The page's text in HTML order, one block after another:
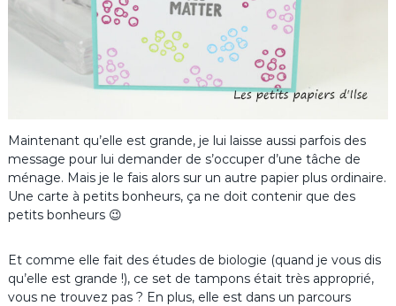
Maintenant qu’elle est grande, je lui laisse aussi parfois des
message pour lui demander de s’occuper d’une tâche de
ménage. Mais je le fais alors sur un autre papier plus ordinaire.
Une carte à petits bonheurs, ça ne doit contenir que des
petits bonheurs 😉
Et comme elle fait des études de biologie (quand je vous dis
qu’elle est grande !), ce set de tampons était très approprié,
vous ne trouvez pas ? En plus, elle est dans un parcours